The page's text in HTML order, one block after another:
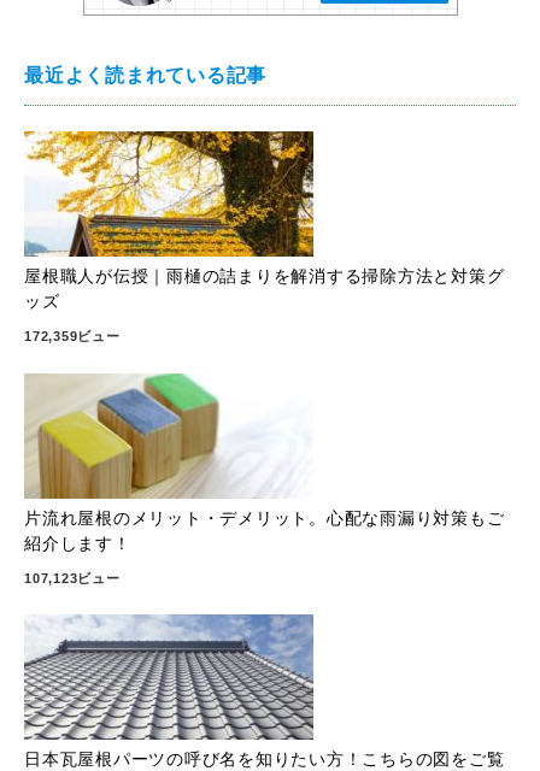
最近よく読まれている記事
屋根職人が伝授｜雨樋の詰まりを解消する掃除方法と対策グ
ッズ
172,359ビュー
片流れ屋根のメリット・デメリット。心配な雨漏り対策もご
紹介します！
107,123ビュー
日本瓦屋根パーツの呼び名を知りたい方！こちらの図をご覧